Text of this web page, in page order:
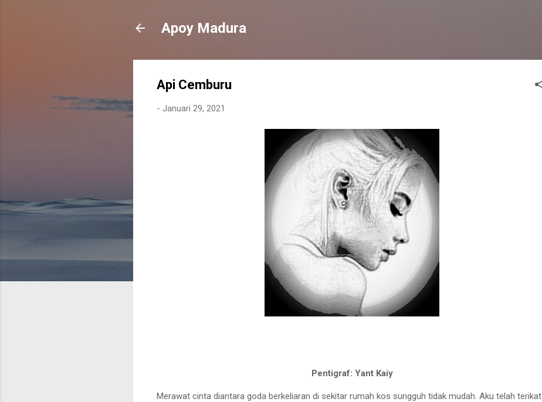
Apoy Madura
Api Cemburu
- Januari 29, 2021
Pentigraf: Yant Kaiy
Merawat cinta diantara goda berkeliaran di sekitar rumah kos sungguh tidak mudah. Aku telah terikat